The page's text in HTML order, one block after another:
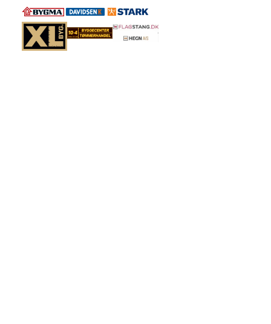
antal
r
n
t